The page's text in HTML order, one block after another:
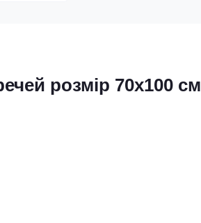
розмір 70х100 см